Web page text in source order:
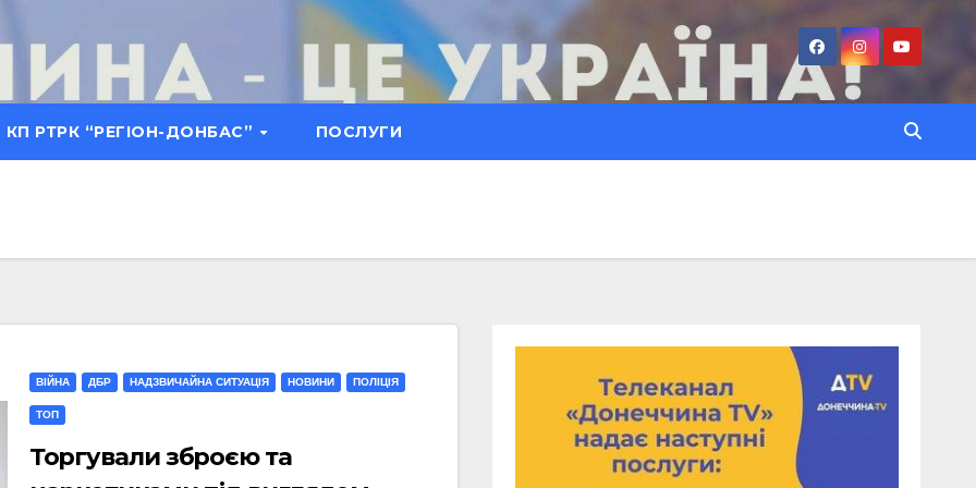
КП РТРК “РЕГІОН-ДОНБАС” ПОСЛУГИ
ВІЙНА ДБР НАДЗВИЧАЙНА СИТУАЦІЯ НОВИНИ ПОЛІЦІЯ
ТОП
Торгували зброєю та